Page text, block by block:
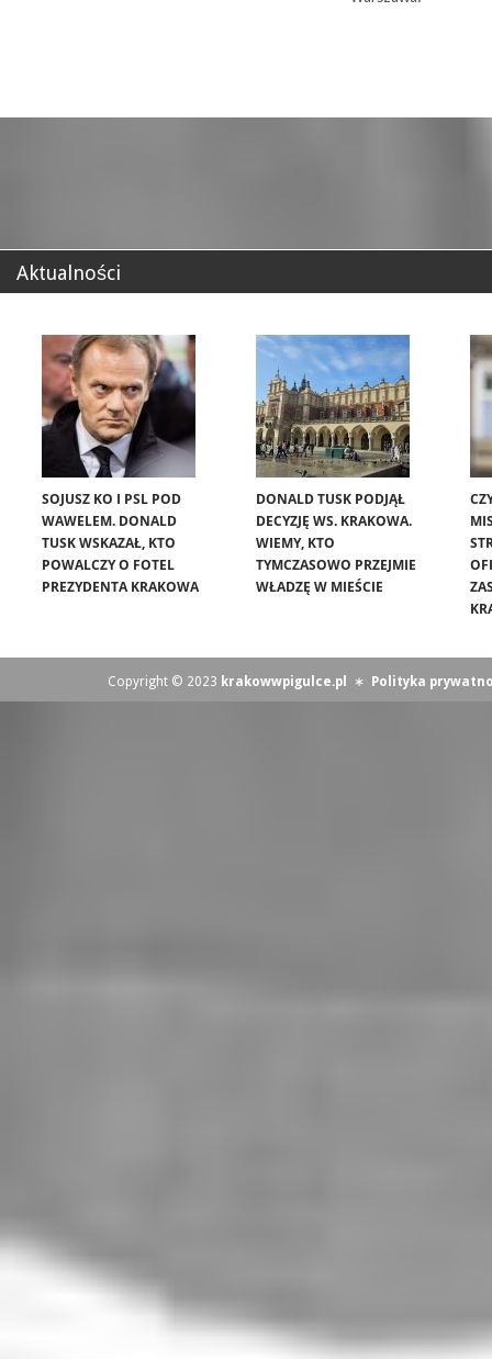
Aktualności
SOJUSZ KO I PSL POD
WAWELEM. DONALD
TUSK WSKAZAŁ, KTO
POWALCZY O FOTEL
PREZYDENTA KRAKOWA
DONALD TUSK PODJĄŁ
DECYZJĘ WS. KRAKOWA.
WIEMY, KTO
TYMCZASOWO PRZEJMIE
WŁADZĘ W MIEŚCIE
Copyright © 2023 krakowwpigulce.pl ∗ Polityka